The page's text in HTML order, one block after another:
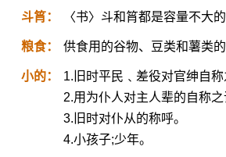
斗筲： 〈书〉斗和筲都是容量不大
粮食： 供食用的谷物、豆类和薯类的
小的：
1.旧时平民﹑差役对官绅自称
2.用为仆人对主人辈的自称之
3.旧时对仆从的称呼。
4.小孩子;少年。